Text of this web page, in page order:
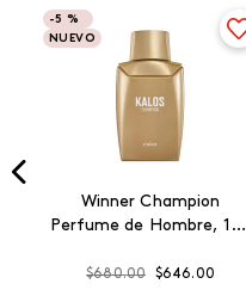
-5 %
NUEVO
Winner Champion
Perfume de Hombre, 100
$680.00 $646.00